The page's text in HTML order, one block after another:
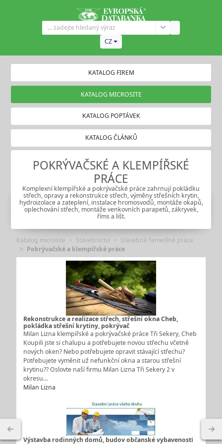
CZ
KATALOG FIREM
KATALOG MICROSITE
KATALOG POPTÁVEK
KATALOG ČLÁNKŮ
POKRÝVAČSKÉ A KLEMPÍŘSKÉ
PRÁCE
Komplexní klempířské a pokrývačské práce zahrnují pokládku
střech, opravy a rekonstrukce střech, výměny střešních krytin,
hydroizolace a zateplení, instalace hromosvodů, montáže okapů,
oplechování střech, montáže venkovních parapetů, zákryvek,
říms a lišt.
Katalog microsite Stavebnictví
Stavebně řemeslné práce
Pokrývačské a klempířské práce
Rekonstrukce a realizace střech, střešní okna Cheb,
pokládka střešní krytiny, pokrývač
Milan Lizna klempířské a pokrývačské práce Tři Sekery, Cheb
Koupili jste si chalupu a potřebujete novou střechu včetně
nových oken? Nebo potřebujete opravit stávající střechu?
Potřebujete vyměnit už nefunkční okna a starou střešní
krytinu?? Oslovte naší firmu Milan Lizna Tři Sekery 2 v
okresu…
Milan Lizna
Výstavba rodinných domů, budov občanské vybavenosti